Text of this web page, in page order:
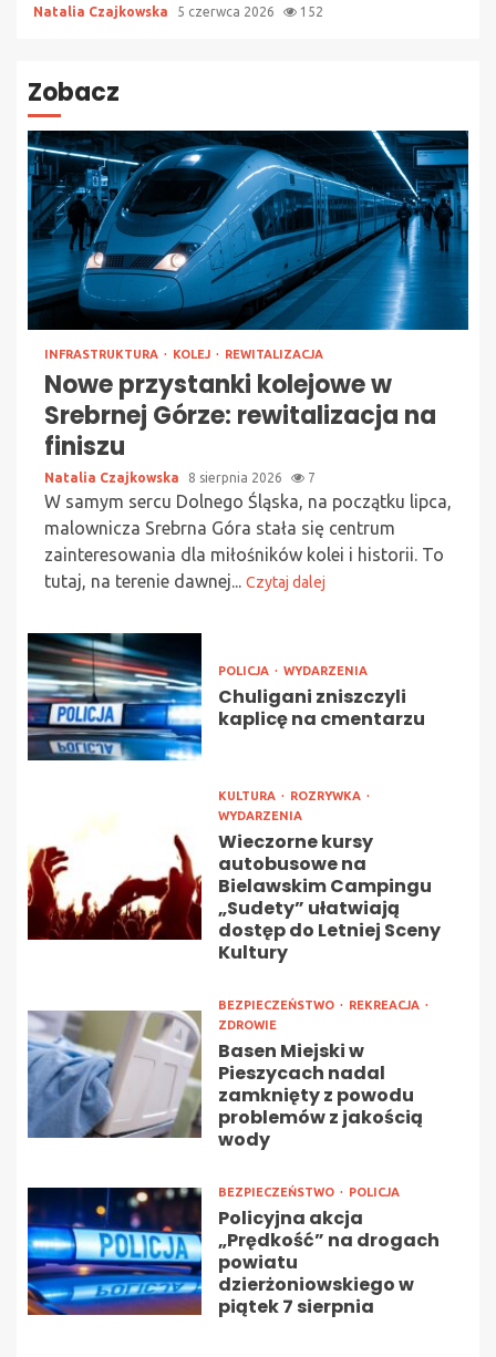
Natalia Czajkowska 5 czerwca 2026 152
Zobacz
INFRASTRUKTURA KOLEJ REWITALIZACJA
Nowe przystanki kolejowe w
Srebrnej Górze: rewitalizacja na
finiszu
Natalia Czajkowska 8 sierpnia 2026 7
W samym sercu Dolnego Śląska, na początku lipca,
malownicza Srebrna Góra stała się centrum
zainteresowania dla miłośników kolei i historii. To
tutaj, na terenie dawnej... Czytaj dalej
POLICJA WYDARZENIA
Chuligani zniszczyli
kaplicę na cmentarzu
KULTURA
ROZRYWKA
WYDARZENIA
Wieczorne kursy
autobusowe na
Bielawskim Campingu
„Sudety” ułatwiają
dostęp do Letniej Sceny
Kultury
BEZPIECZEŃSTWO
REKREACJA
ZDROWIE
Basen Miejski w
Pieszycach nadal
zamknięty z powodu
problemów z jakością
wody
BEZPIECZEŃSTWO POLICJA
Policyjna akcja
„Prędkość” na drogach
powiatu
dzierżoniowskiego w
piątek 7 sierpnia